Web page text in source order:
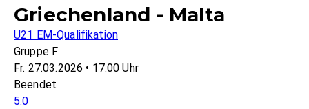
Griechenland - Malta
U21 EM-Qualifikation
Gruppe F
Fr. 27.03.2026 • 17:00 Uhr
Beendet
5:0